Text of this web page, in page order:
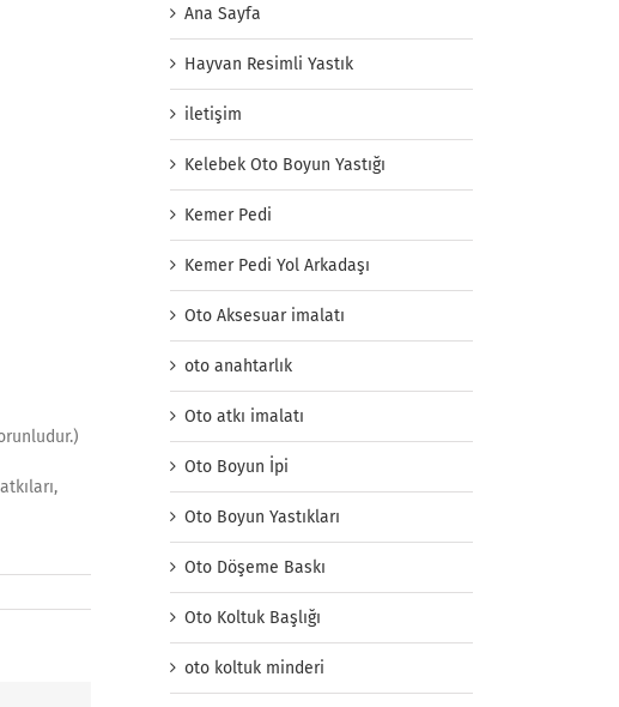
Ana Sayfa
Hayvan Resimli Yastık
iletişim
Kelebek Oto Boyun Yastığı
Kemer Pedi
Kemer Pedi Yol Arkadaşı
Oto Aksesuar imalatı
oto anahtarlık
Oto atkı imalatı
Oto Boyun İpi
Oto Boyun Yastıkları
Oto Döşeme Baskı
Oto Koltuk Başlığı
oto koltuk minderi